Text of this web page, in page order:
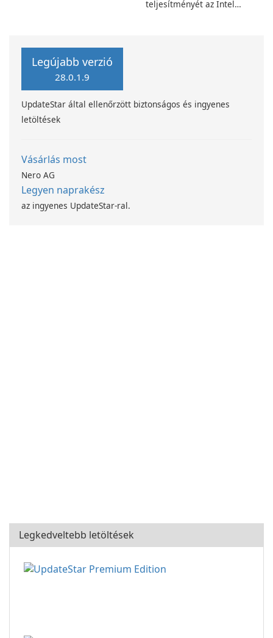
teljesítményét az Intel
Legújabb verzió
28.0.1.9
UpdateStar által ellenőrzött biztonságos és ingyenes
letöltések
Vásárlás most
Nero AG
Legyen naprakész
az ingyenes UpdateStar-ral.
Legkedveltebb letöltések